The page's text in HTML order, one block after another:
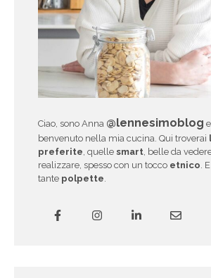
Ciao, sono Anna @lennesimoblog
benvenuto nella mia cucina. Qui troverai
preferite, quelle smart, belle da
realizzare, spesso con un tocco etnico.
tante polpette.